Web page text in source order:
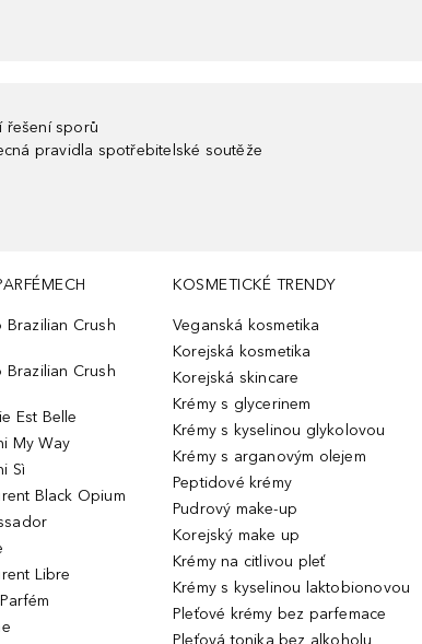
řešení sporů
pravidla spotřebitelské soutěže
Brazilian Crush
Brazilian Crush
Est Belle
My Way
Sì
Black Opium
Libre
KOSMETICKÉ TRENDY
Veganská kosmetika
Korejská kosmetika
Korejská skincare
Krémy s glycerinem
Krémy s kyselinou glykolovou
Krémy s arganovým olejem
Peptidové krémy
Pudrový make-up
Korejský make up
Krémy na citlivou pleť
Krémy s kyselinou laktobionovou
Pleťové krémy bez parfemace
Pleťová tonika bez alkoholu